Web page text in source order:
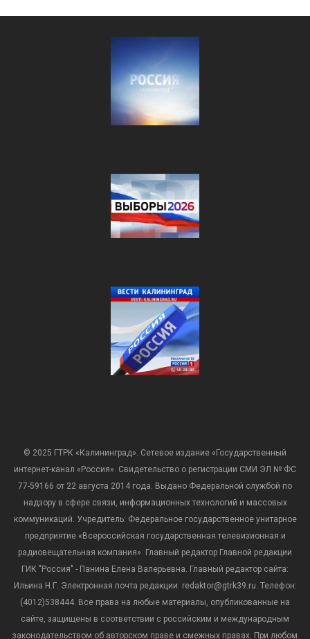
© 2025 ГТРК «Калининград». Сетевое издание «Государственный
интернет-канал «Россия». Свидетельство о регистрации СМИ ЭЛ № ФС
77-59166 от 22 августа 2014 года. Выдано Федеральной службой по
надзору в сфере связи, информационных технологий и массовых
коммуникаций. Учредитель: Федеральное государственное унитарное
предприятие «Всероссийская государственная телевизионная и
радиовещательная компания». Главный редактор Главной редакции
ГИК "Россия" - Панина Елена Валерьевна. Главный редактор сайта:
Ильина Н.Г. Электронная почта редакции: redaktor@gtrk39.ru. Телефон:
(4012)538444. Все права на любые материалы, опубликованные на
сайте, защищены в соответствии с российским и международным
законодательством об авторском праве и смежных правах. При любом